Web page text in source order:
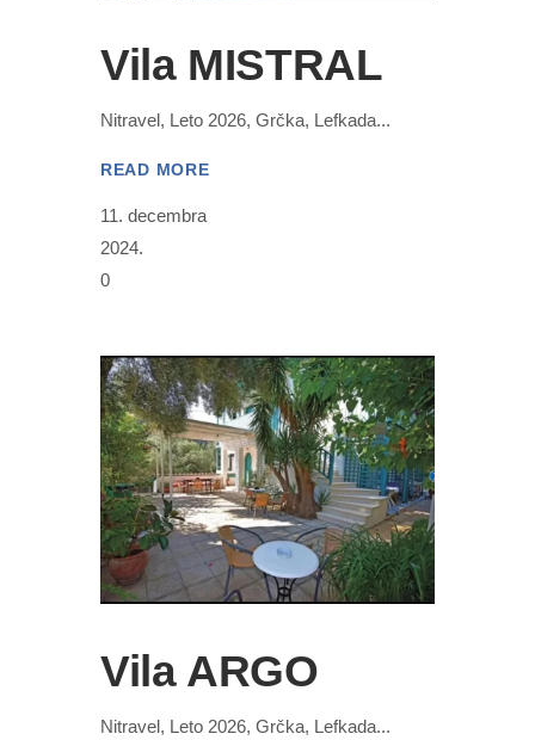
Vila MISTRAL
Nitravel, Leto 2026, Grčka, Lefkada
READ MORE
11. decembra
2024.
0
Vila ARGO
Nitravel, Leto 2026, Grčka, Lefkada